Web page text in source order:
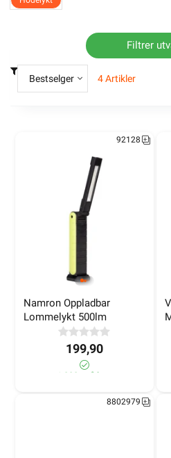
Filtrer
Bestselger 4 Artikler
Namron Oppladbar
Lommelykt 500lm
92128
199,90
>1 000+ på lager
8802979